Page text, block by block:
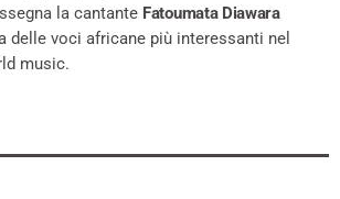
la cantante Fatoumata Diawara
delle voci africane più interessanti nel
music.